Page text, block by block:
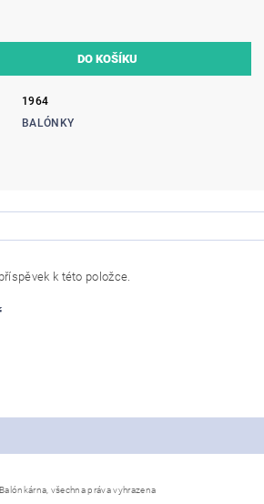
1964
BALÓNKY
k této položce.
všechna práva vyhrazena